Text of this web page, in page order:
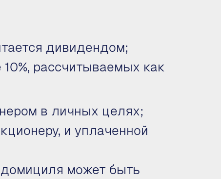
дивидендом;
рассчитываемых как
в личных целях;
и уплаченной
может быть